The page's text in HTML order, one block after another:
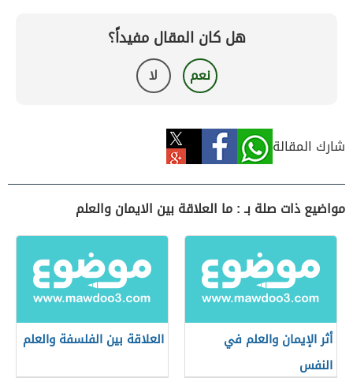
هل كان المقال مفيداً؟
نعم لا
شارك المقالة
مواضيع ذات صلة بـ : ما العلاقة بين الايمان والعلم
أثر الإيمان والعلم في
النفس
العلاقة بين الفلسفة والعلم